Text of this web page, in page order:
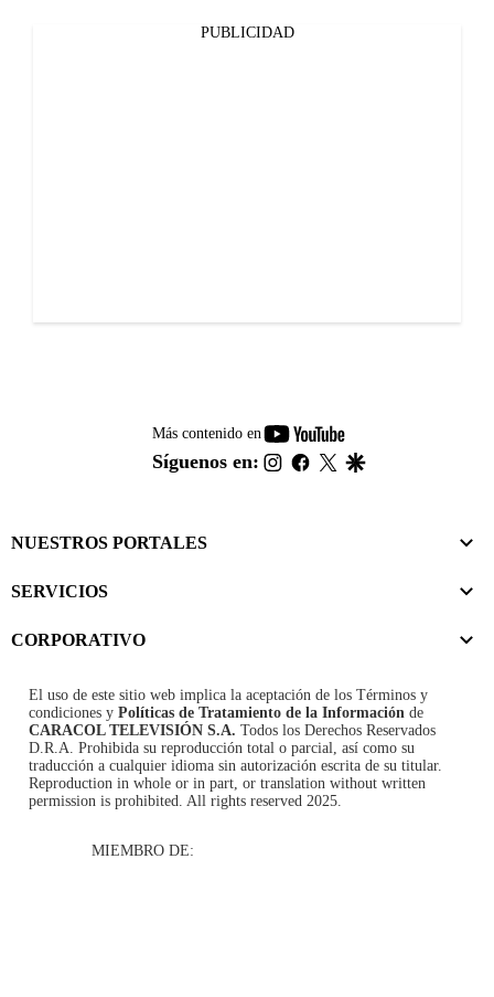
PUBLICIDAD
Más contenido en
youtube-
footer
Síguenos en: instagram
facebook
twitter
NUESTROS PORTALES
SERVICIOS
CORPORATIVO
El uso de este sitio web implica la aceptación de los Términos y
condiciones y Políticas de Tratamiento de la Información de
CARACOL TELEVISIÓN S.A. Todos los Derechos Reservados
D.R.A. Prohibida su reproducción total o parcial, así como su
traducción a cualquier idioma sin autorización escrita de su titular.
Reproduction in whole or in part, or translation without written
permission is prohibited. All rights reserved 2025.
MIEMBRO DE: